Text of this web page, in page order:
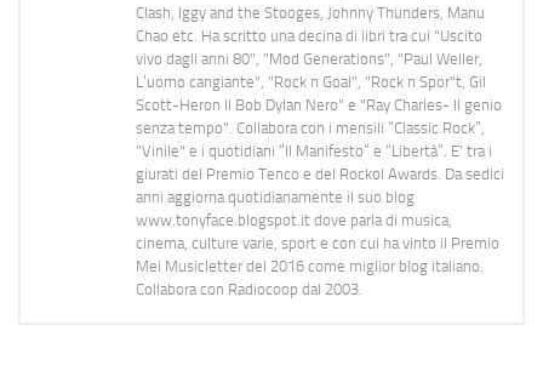
Clash, Iggy and the Stooges, Johnny Thunders, Manu
Chao etc. Ha scritto una decina di libri tra cui "Uscito
vivo dagli anni 80", "Mod Generations", "Paul Weller,
L’uomo cangiante", "Rock n Goal", "Rock n Spor"t, Gil
Scott-Heron Il Bob Dylan Nero" e "Ray Charles- Il genio
senza tempo". Collabora con i mensili “Classic Rock”,
"Vinile" e i quotidiani “Il Manifesto” e “Libertà”. E' tra i
giurati del Premio Tenco e del Rockol Awards. Da sedici
anni aggiorna quotidianamente il suo blog
www.tonyface.blogspot.it dove parla di musica,
cinema, culture varie, sport e con cui ha vinto il Premio
Mei Musicletter del 2016 come miglior blog italiano.
Collabora con Radiocoop dal 2003.